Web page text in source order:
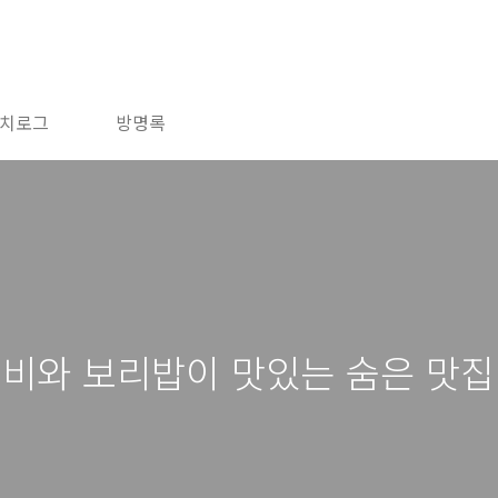
로그 방명록
와 보리밥이 맛있는 숨은 맛집